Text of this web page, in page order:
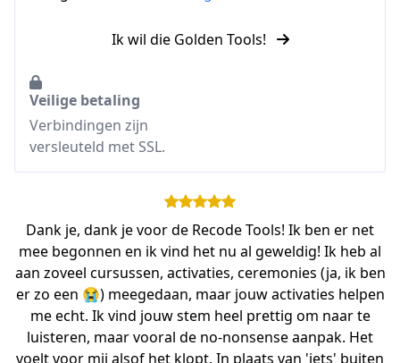
Ik wil die Golden Tools!
Veilige betaling
Verbindingen zijn
versleuteld met SSL.
Dank je, dank je voor de Recode Tools! Ik ben er net
mee begonnen en ik vind het nu al geweldig! Ik heb al
aan zoveel cursussen, activaties, ceremonies (ja, ik ben
er zo een 😭) meegedaan, maar jouw activaties helpen
me echt. Ik vind jouw stem heel prettig om naar te
luisteren, maar vooral de no-nonsense aanpak. Het
voelt voor mij alsof het klopt. In plaats van 'iets' buiten